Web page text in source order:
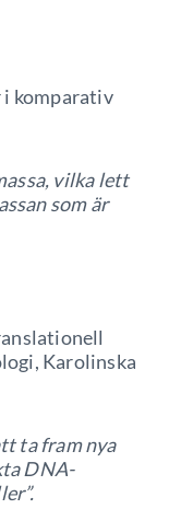
i komparativ
vilka lett
som är
Karolinska
ta fram nya
DNA-